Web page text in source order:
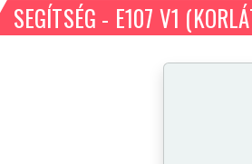
SEGÍTSÉG - E107 V1